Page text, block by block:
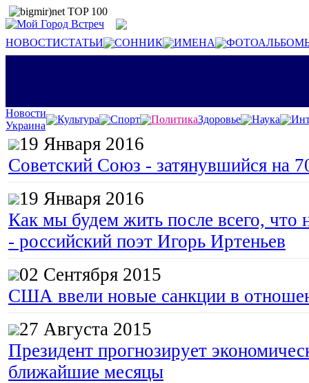
НОВОСТИСТАТЬИ СОННИК ИМЕНА
Новости
Украина
Культура Спорт ПолитикаЗдоровье Наука
19 Января 2016
Советский Союз - затянувшийся на
19 Января 2016
Как мы будем жить после всего, что
- российский поэт Игорь Иртеньев
02 Сентября 2015
США ввели новые санкции в
27 Августа 2015
Президент прогнозирует
ближайшие месяцы